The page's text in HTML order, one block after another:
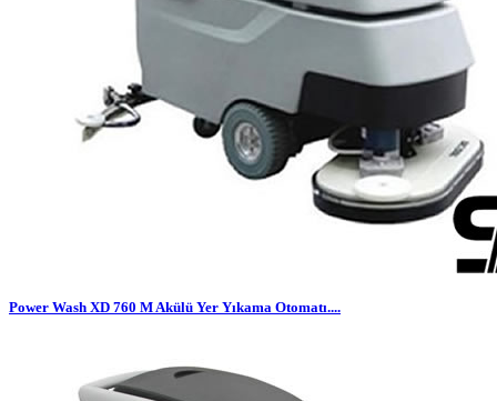
Power Wash XD 760 M Akülü Yer Yıkama Otomatı....